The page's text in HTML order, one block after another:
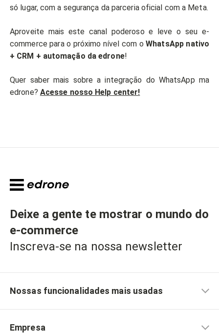
só lugar, com a segurança da parceria oficial com a Meta.
Aproveite mais este canal poderoso e leve o seu e-
commerce para o próximo nível com oWhatsApp nativo
+ CRM + automação da edrone!
Quer saber mais sobre a integração do WhatsApp ma
edrone? Acesse nosso Help center!
Deixe a gente te mostrar o mundo do
e-commerce
Inscreva-se na nossa newsletter
Nossas funcionalidades mais usadas
Empresa